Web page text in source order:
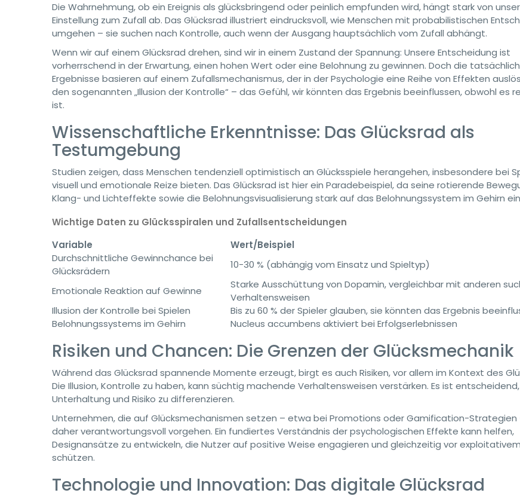
Die Wahrnehmung, ob ein Ereignis als glücksbringend oder peinlich empfunden wird, hängt stark von
Einstellung zum Zufall ab. Das Glücksrad illustriert eindrucksvoll, wie Menschen mit probabilistischen
umgehen – sie suchen nach Kontrolle, auch wenn der Ausgang hauptsächlich vom Zufall abhängt.
Wenn wir auf einem Glücksrad drehen, sind wir in einem Zustand der Spannung: Unsere Entscheidung ist
vorherrschend in der Erwartung, einen hohen Wert oder eine Belohnung zu gewinnen. Doch die
Ergebnisse basieren auf einem Zufallsmechanismus, der in der Psychologie eine Reihe von Effekten
den sogenannten „Illusion der Kontrolle“ – das Gefühl, wir könnten das Ergebnis beeinflussen, obwohl es
ist.
Wissenschaftliche Erkenntnisse: Das Glücksrad als
Testumgebung
Studien zeigen, dass Menschen tendenziell optimistisch an Glücksspiele herangehen, insbesondere bei
visuell und emotionale Reize bieten. Das Glücksrad ist hier ein Paradebeispiel, da seine rotierende
Klang- und Lichteffekte sowie die Belohnungsvisualisierung stark auf das Belohnungssystem im Gehirn
Wichtige Daten zu Glücksspiralen und Zufallsentscheidungen
Variable
Wert/Beispiel
Durchschnittliche Gewinnchance bei
Glücksrädern
10-30 % (abhängig vom Einsatz und Spieltyp)
Emotionale Reaktion auf Gewinne
Starke Ausschüttung von Dopamin, vergleichbar mit anderen
Verhaltensweisen
Illusion der Kontrolle bei Spielen
Bis zu 60 % der Spieler glauben, sie könnten das Ergebnis
Belohnungssystems im Gehirn
Nucleus accumbens aktiviert bei Erfolgserlebnissen
Risiken und Chancen: Die Grenzen der Glücksmechanik
Während das Glücksrad spannende Momente erzeugt, birgt es auch Risiken, vor allem im Kontext des
Die Illusion, Kontrolle zu haben, kann süchtig machende Verhaltensweisen verstärken. Es ist
Unterhaltung und Risiko zu differenzieren.
Unternehmen, die auf Glücksmechanismen setzen – etwa bei Promotions oder Gamification-Strategien
daher verantwortungsvoll vorgehen. Ein fundiertes Verständnis der psychologischen Effekte kann helfen,
Designansätze zu entwickeln, die Nutzer auf positive Weise engagieren und gleichzeitig vor
schützen.
Technologie und Innovation: Das digitale Glücksrad